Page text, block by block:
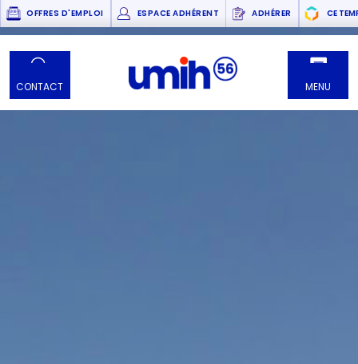
OFFRES D'EMPLOI ESPACE ADHÉRENT ADHÉRER CE
CONTACT MENU